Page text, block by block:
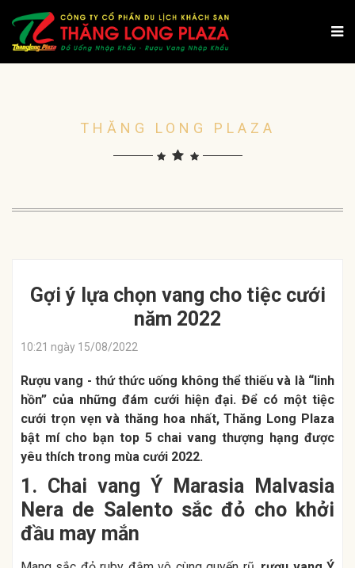
THĂNG LONG PLAZA
Gợi ý lựa chọn vang cho tiệc cưới
năm 2022
10:21 ngày 15/08/2022
Rượu vang - thứ thức uống không thể thiếu và là “linh
hồn” của những đám cưới hiện đại. Để có một tiệc
cưới trọn vẹn và thăng hoa nhất, Thăng Long Plaza
bật mí cho bạn top 5 chai vang thượng hạng được
yêu thích trong mùa cưới 2022.
1. Chai vang Ý Marasia Malvasia
Nera de Salento sắc đỏ cho khởi
đầu may mắn